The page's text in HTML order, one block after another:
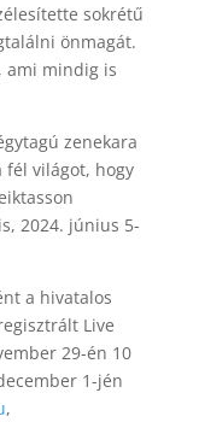
sokrétű
önmagát.
ami mindig is
zenekara
világot, hogy
2024. június 5-
a hivatalos
Live
29-én 10
1-jén
,